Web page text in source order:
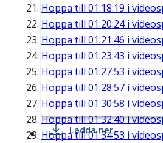
Hoppa till 01:18:19 i
Hoppa till 01:20:24i
Hoppa till 01:21:46 i
Hoppa till 01:23:43 i
Hoppa till 01:27:53 i
Hoppa till 01:28:57 i
Hoppa till 01:30:58 i
Hoppa till01:32:40i
Hoppa till01:34:53 i
Ladda ner